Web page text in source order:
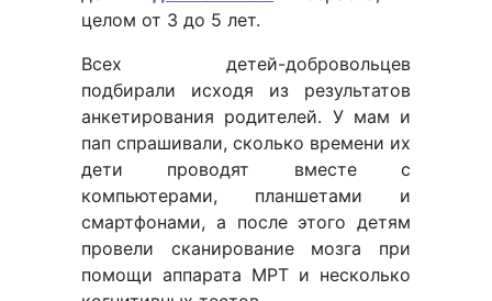
целом от 3 до 5 лет.
Всех детей-добровольцев
подбирали исходя из результатов
анкетирования родителей. У мам и
пап спрашивали, сколько времени их
дети проводят вместе с
компьютерами, планшетами и
смартфонами, а после этого детям
провели сканирование мозга при
помощи аппарата МРТ и несколько